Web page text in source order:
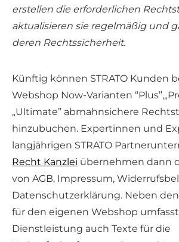
erstellen die erforderlichen
aktualisieren sie regelmäßig und
deren Rechtssicherheit.
Künftig können STRATO Kunden
Webshop Now-Varianten
„Ultimate” abmahnsichere
hinzubuchen. Expertinnen und
langjährigen STRATO
Recht Kanzlei übernehmen dann
von AGB, Impressum,
Datenschutzerklärung. Neben
für den eigenen Webshop
Dienstleistung auch Texte für die